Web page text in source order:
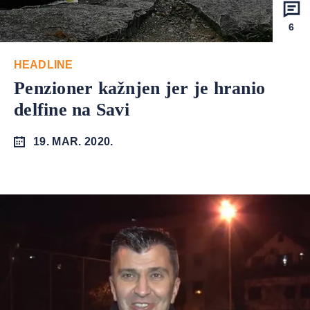
6
HEADLINE
Penzioner kažnjen jer je hranio
delfine na Savi
19. MAR. 2020.